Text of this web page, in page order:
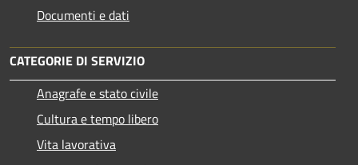
Documenti e dati
CATEGORIE DI SERVIZIO
Anagrafe e stato civile
Cultura e tempo libero
Vita lavorativa